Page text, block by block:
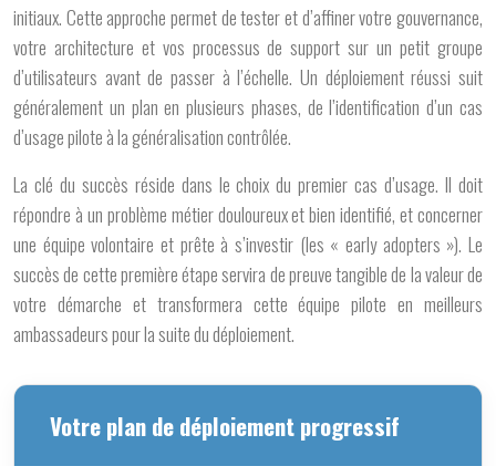
initiaux. Cette approche permet de tester et d’affiner votre gouvernance,
votre architecture et vos processus de support sur un petit groupe
d’utilisateurs avant de passer à l’échelle. Un déploiement réussi suit
généralement un plan en plusieurs phases, de l’identification d’un cas
d’usage pilote à la généralisation contrôlée.
La clé du succès réside dans le choix du premier cas d’usage. Il doit
répondre à un problème métier douloureux et bien identifié, et concerner
une équipe volontaire et prête à s’investir (les « early adopters »). Le
succès de cette première étape servira de preuve tangible de la valeur de
votre démarche et transformera cette équipe pilote en meilleurs
ambassadeurs pour la suite du déploiement.
Votre plan de déploiement progressif